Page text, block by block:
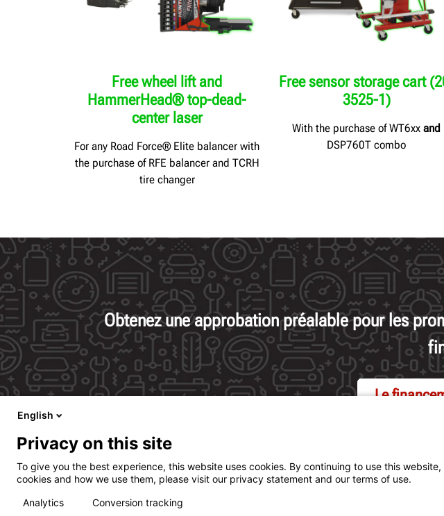
Free wheel lift and
HammerHead® top-dead-
center laser
For any Road Force® Elite balancer with
the purchase of RFE balancer and TCRH
tire changer
Free sensor storage cart
3525-1)
With the purchase of WT6xxand
DSP760T combo
Obtenez une approbation préalable pour les
Le
English
Privacy on this site
To give you the best experience, this website uses cookies. By continuing to use this
cookies and how we use them, please visit our privacy statement and our terms of use.
Analytics
Conversion tracking